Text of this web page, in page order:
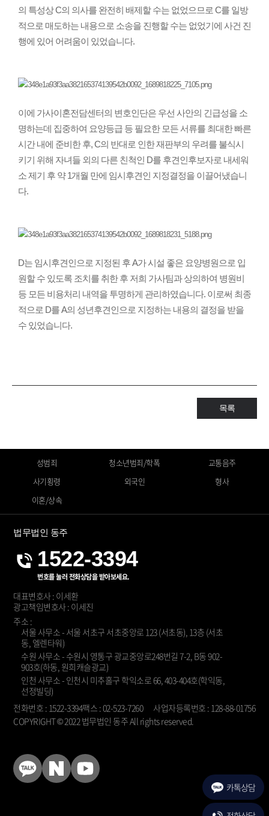
카톡상담
의 특성상 C의 의사를 완전히 배제할 수는 없었으므로 C를 일방
적으로 매도하는 내용으로 소송을 진행할 수는 없었기에 사건 진
행에 있어 어려움이 있었습니다.
이에 가사이혼전담센터의 변호인단은 우선 사안의 긴급성을 소
명하는데 집중하여 요양등급 등 필요한 모든 서류를 최대한 빠른
시간 내에 준비한 후, C의 반대로 인한 재판부의 우려를 불식시
키기 위해 자녀들 외의 다른 친척인 D를 후견인후보자로 내세워
소 제기 후 약 1개월 만에 임시후견인 지정결정을 이끌어냈습니
다.
D는 임시후견인으로 지정된 후 A가 시설 좋은 요양병원으로 입
원할 수 있도록 조치를 취한 후 저희 가사팀과 상의하여 병원비
등 모든 비용처리 내역을 투명하게 관리하였습니다. 이로써 최종
적으로 D를 A의 성년후견인으로 지정하는 내용의 결정을 받을
수 있었습니다.
목록
성범죄 청소년범죄/학폭
교통음주
사기횡령
외국인
형사
이혼/상속
법무법인 동주
1522-3394
번호를 눌러 전화상담을 받아보세요.
대표변호사 : 이세환
광고책임변호사 : 이세진
주소 :
서울 사무소 - 서울 서초구 서초중앙로 123 (서초동), 13층 (서초
동, 엘렌타워)
수원 사무소 - 수원시 영통구 광교중앙로248번길 7-2, B동 902-
903호(하동, 원희캐슬광교)
인천 사무소 - 인천시 미추홀구 학익소로 66, 403-404호(학익동,
선정빌딩)
전화번호 : 1522-3394팩스 : 02-523-7260
사업자등록번호 : 128-88-01756
COPYRIGHT © 2022 법무법인 동주 All rights reserved.
KakaoTalkNaver
Blog
YouTube